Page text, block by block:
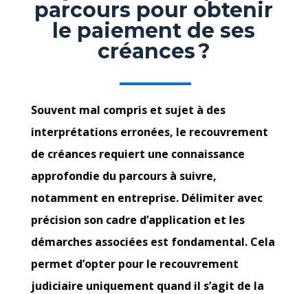
parcours pour obtenir
le paiement de ses
créances ?
Souvent mal compris et sujet à des
interprétations erronées, le recouvrement
de créances requiert une connaissance
approfondie du parcours à suivre,
notamment en entreprise. Délimiter avec
précision son cadre d’application et les
démarches associées est fondamental. Cela
permet d’opter pour le recouvrement
judiciaire uniquement quand il s’agit de la